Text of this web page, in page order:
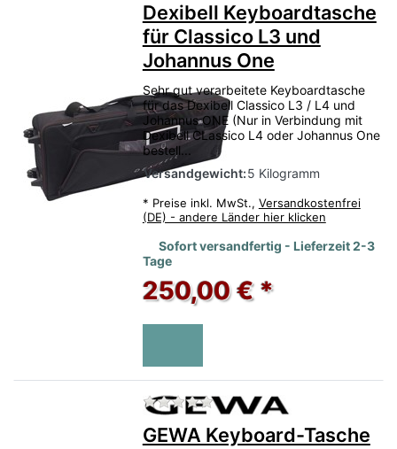
Dexibell Keyboardtasche
für Classico L3 und
Johannus One
Sehr gut verarbeitete Keyboardtasche
für das Dexibell Classico L3 / L4 und
Johannus ONE (Nur in Verbindung mit
Dexibell CLassico L4 oder Johannus One
bestell...
Versandgewicht:5 Kilogramm
* Preise inkl. MwSt., Versandkostenfrei
(DE) - andere Länder hier klicken
Sofort versandfertig - Lieferzeit 2-3
Tage
250,00 € *
Zu diesem Produkt liegen
GEWA Keyboard-Tasche